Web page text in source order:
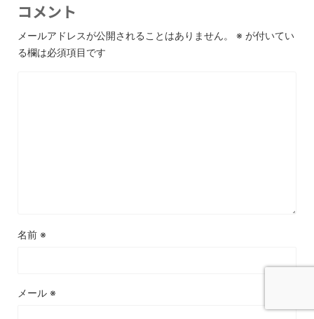
コメント
メールアドレスが公開されることはありません。 ※ が付いてい
る欄は必須項目です
名前 ※
メール ※